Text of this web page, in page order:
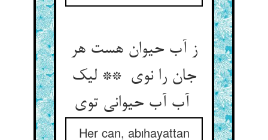
ز آب حیوان هست هر
جان را نوی ** لیک
Her can, abıhayattan